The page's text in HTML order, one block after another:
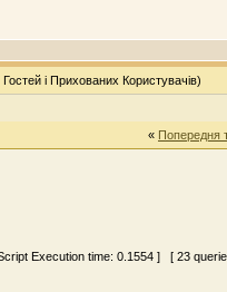
і Прихованих Користувачів)
« Попередня
Execution time: 0.1554 ] [ 23